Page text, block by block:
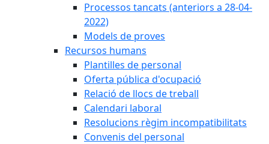
Processos tancats (anteriors a 28-04-
2022)
Models de proves
Recursos humans
Plantilles de personal
Oferta pública d'ocupació
Relació de llocs de treball
Calendari laboral
Resolucions règim incompatibilitats
Convenis del personal